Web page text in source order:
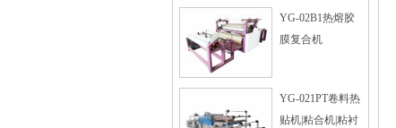
YG-02B1热熔胶
膜复合机
YG-021PT卷料热
贴机|粘合机|粘衬